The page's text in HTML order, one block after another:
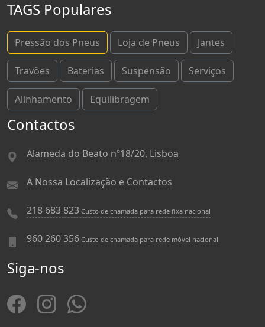
TAGS Populares
Pressão dos Pneus Loja de Pneus Jantes
Travões Baterias Suspensão Serviços
Alinhamento Equilibragem
Contactos
Alameda do Beato nº18/20, Lisboa
A Nossa Localização e Contactos
218 683 823 Custo de chamada para rede fixa nacional
960 260 356 Custo de chamada para rede móvel nacional
Siga-nos